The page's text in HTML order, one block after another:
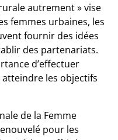
autrement » vise
femmes urbaines, les
fournir des idées
des partenariats.
d’effectuer
les objectifs
de la Femme
pour les